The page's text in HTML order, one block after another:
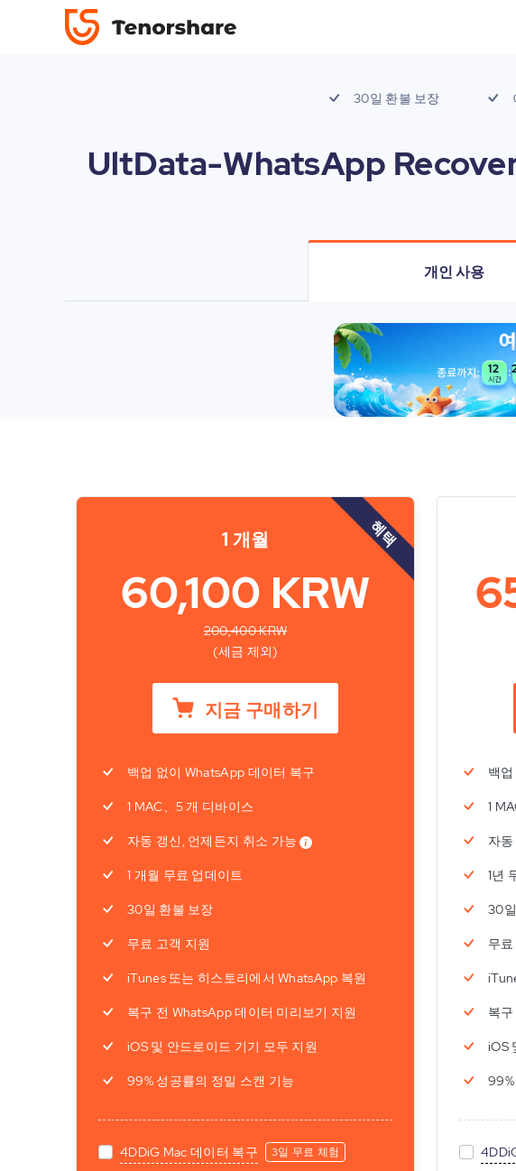
30일 환불 보장
UltData-WhatsApp
개인 사용
12
혜택
1 개월
60,100 KRW
200,400 KRW
(세금 제외)
지금 구매하기
백업 없이 WhatsApp 데이터 복구
1 MAC、5 개 디바이스
자동 갱신, 언제든지 취소 가능
1 개월 무료 업데이트
30일 환불 보장
무료 고객 지원
iTunes 또는 히스토리에서 WhatsApp 복원
복구 전 WhatsApp 데이터 미리보기 지원
iOS 및 안드로이드 기기 모두 지원
99% 성공률의 정밀 스캔 기능
4DDiG Mac 데이터 복구
3일 무료 체험
백
1
자
1년
30
무
복
iOS